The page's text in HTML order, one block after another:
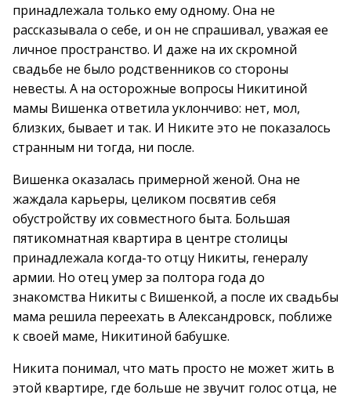
принадлежала только ему одному. Она не
рассказывала о себе, и он не спрашивал, уважая ее
личное пространство. И даже на их скромной
свадьбе не было родственников со стороны
невесты. А на осторожные вопросы Никитиной
мамы Вишенка ответила уклончиво: нет, мол,
близких, бывает и так. И Никите это не показалось
странным ни тогда, ни после.
Вишенка оказалась примерной женой. Она не
жаждала карьеры, целиком посвятив себя
обустройству их совместного быта. Большая
пятикомнатная квартира в центре столицы
принадлежала когда-то отцу Никиты, генералу
армии. Но отец умер за полтора года до
знакомства Никиты с Вишенкой, а после их свадьбы
мама решила переехать в Александровск, поближе
к своей маме, Никитиной бабушке.
Никита понимал, что мать просто не может жить в
этой квартире, где больше не звучит голос отца, не